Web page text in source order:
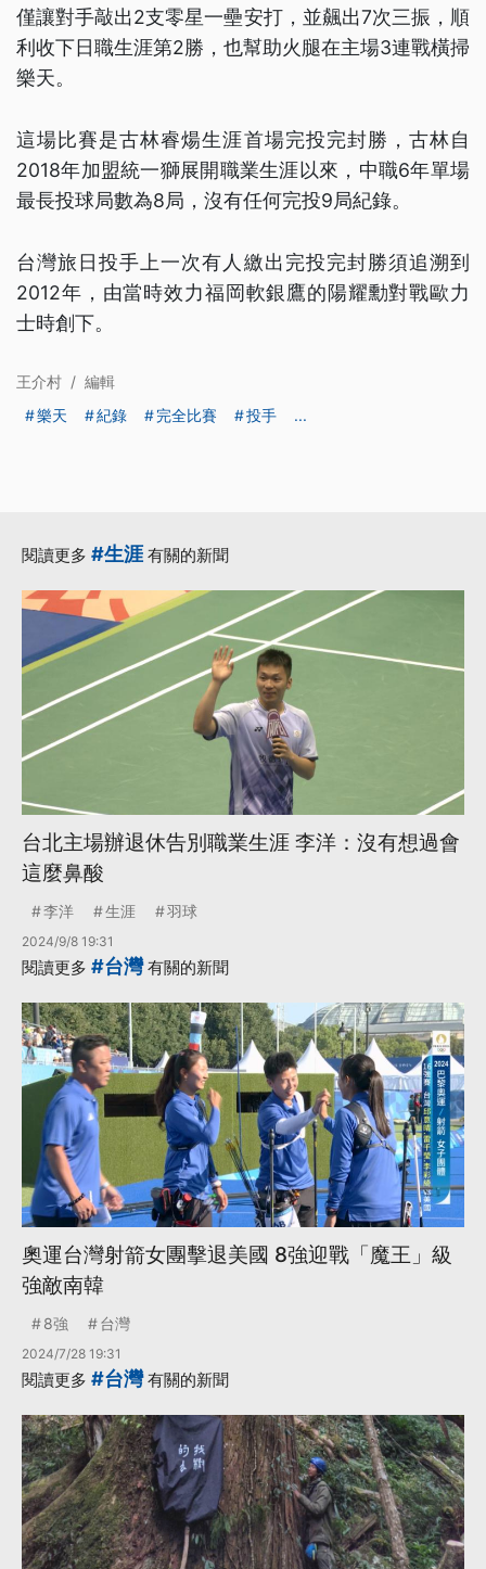
僅讓對手敲出2支零星一壘安打，並飆出7次三振，順
利收下日職生涯第2勝，也幫助火腿在主場3連戰橫掃
樂天。
這場比賽是古林睿煬生涯首場完投完封勝，古林自
2018年加盟統一獅展開職業生涯以來，中職6年單場
最長投球局數為8局，沒有任何完投9局紀錄。
台灣旅日投手上一次有人繳出完投完封勝須追溯到
2012年，由當時效力福岡軟銀鷹的陽耀勳對戰歐力
士時創下。
王介村 / 編輯
樂天
紀錄 完全比賽 投手 ...
閱讀更多 #生涯 有關的新聞
台北主場辦退休告別職業生涯 李洋：沒有想過會
這麼鼻酸
李洋 生涯 羽球
2024/9/8 19:31
閱讀更多 #台灣有關的新聞
奧運台灣射箭女團擊退美國 8強迎戰「魔王」級
強敵南韓
8強 台灣
2024/7/28 19:31
閱讀更多 #台灣有關的新聞